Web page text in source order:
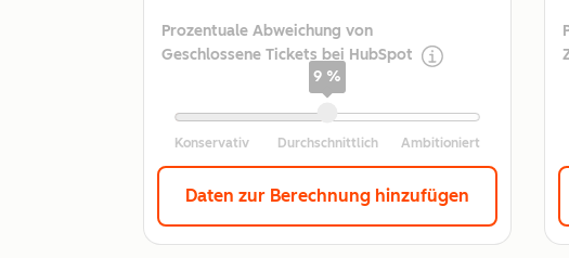
Prozentuale Abweichung von
Geschlossene Tickets bei HubSpot
9 %
Daten zur Berechnung hinzufügen